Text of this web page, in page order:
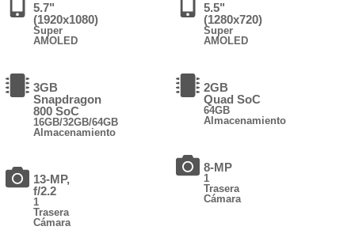
5.7"
(1920x1080)
Super
AMOLED
3GB
Snapdragon
800 SoC
16GB/32GB/64GB
Almacenamiento
13-MP,
f/2.2
1
Trasera
Cámara
5.5"
(1280x720)
Super
AMOLED
2GB
Quad SoC
64GB
Almacenamiento
8-MP
1
Trasera
Cámara